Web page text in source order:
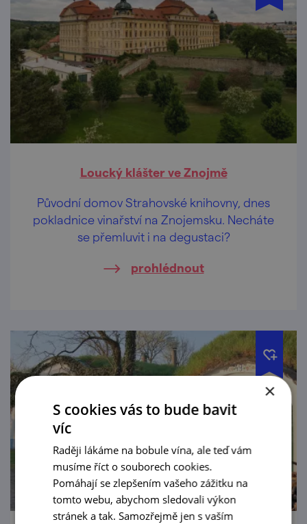
Loucký klášter ve Znojmě
Původní domov Strahovské knihovny, dnes
pokladnice vinařství na Znojemsku. Necháte
se přemluvit i na degustaci?
prohlédnout
×
S cookies vás to bude bavit
víc
Raději lákáme na bobule vína, ale teď vám
musíme říct o souborech cookies.
Pomáhají se zlepšením vašeho zážitku na
tomto webu, abychom sledovali výkon
stránek a tak. Samozřejmě jen s vaším